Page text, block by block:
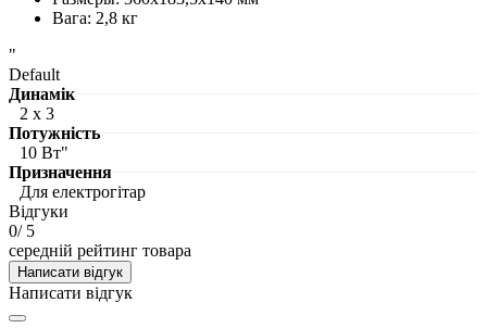
Вага: 2,8 кг
"
Default
Динамік
2 x 3
Потужність
10 Вт"
Призначення
Для електрогітар
Відгуки
0/ 5
середній рейтинг товара
Написати відгук
Написати відгук